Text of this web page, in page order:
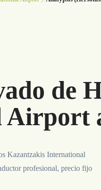
de
Kazantzakis International
profesional, precio fijo